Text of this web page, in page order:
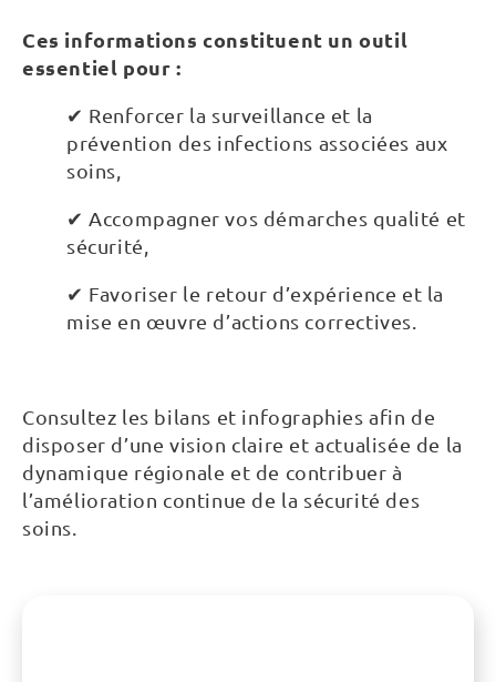
Ces informations constituent un outil
essentiel pour :
✔ Renforcer la surveillance et la
prévention des infections associées aux
soins,
✔ Accompagner vos démarches qualité et
sécurité,
✔ Favoriser le retour d’expérience et la
mise en œuvre d’actions correctives.
Consultez les bilans et infographies afin de
disposer d’une vision claire et actualisée de la
dynamique régionale et de contribuer à
l’amélioration continue de la sécurité des
soins.